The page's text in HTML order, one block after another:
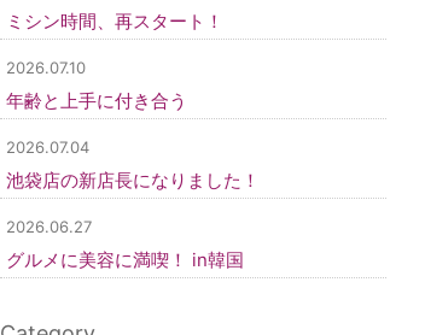
ミシン時間、再スタート！
2026.07.10
年齢と上手に付き合う
2026.07.04
池袋店の新店長になりました！
2026.06.27
グルメに美容に満喫！ in韓国